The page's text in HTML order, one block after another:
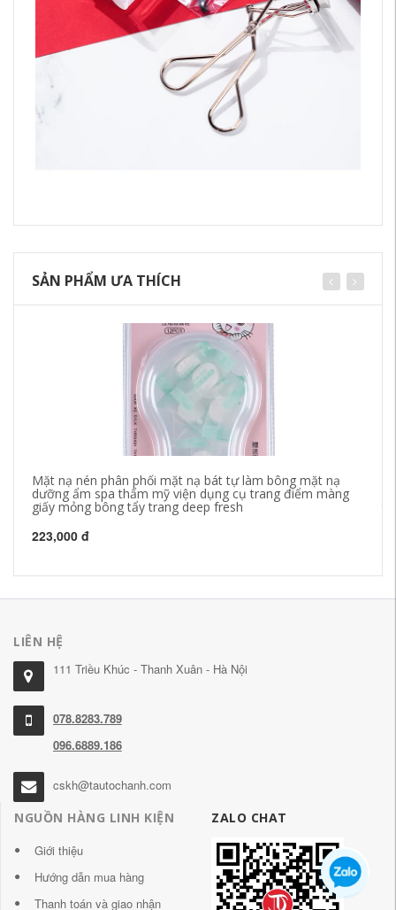
SẢN PHẨM ƯA THÍCH
Mặt nạ nén phân phối mặt nạ bát tự làm bông mặt nạ
dưỡng ẩm spa thẩm mỹ viện dụng cụ trang điểm màng
giấy mỏng bông tẩy trang deep fresh
223,000 đ
LIÊN HỆ
111 Triều Khúc - Thanh Xuân - Hà Nội
078.8283.789
096.6889.186
cskh@tautochanh.com
NGUỒN HÀNG LINH KIỆN
Giới thiệu
Hướng dẫn mua hàng
Thanh toán và giao nhận
ZALO CHAT